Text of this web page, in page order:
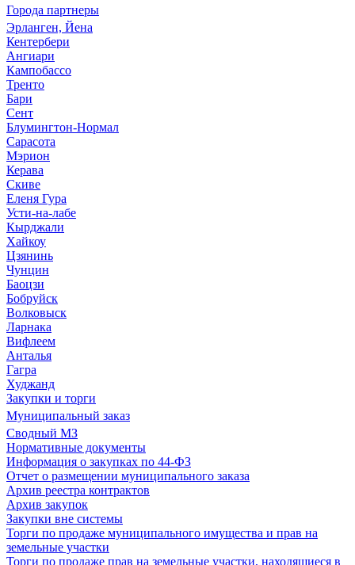
Города партнеры
Эрланген, Йена
Кентербери
Ангиари
Кампобассо
Тренто
Бари
Сент
Блумингтон-Нормал
Сарасота
Мэрион
Керава
Скиве
Еленя Гура
Усти-на-лабе
Кырджали
Хайкоу
Цзянинь
Чунцин
Баоцзи
Бобруйск
Волковыск
Ларнака
Вифлеем
Анталья
Гагра
Худжанд
Закупки и торги
Муниципальный заказ
Сводный МЗ
Нормативные документы
Информация о закупках по 44-ФЗ
Отчет о размещении муниципального заказа
Архив реестра контрактов
Архив закупок
Закупки вне системы
Торги по продаже муниципального имущества и прав на
земельные участки
Торги по продаже прав на земельные участки, находящиеся в